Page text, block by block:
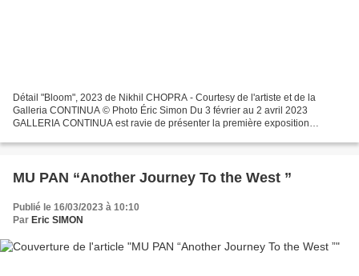
Détail "Bloom", 2023 de Nikhil CHOPRA - Courtesy de l'artiste et de la
Galleria CONTINUA © Photo Éric Simon Du 3 février au 2 avril 2023
GALLERIA CONTINUA est ravie de présenter la première exposition
MU PAN “Another Journey To the West ”
Publié le 16/03/2023 à 10:10
Par Eric SIMON